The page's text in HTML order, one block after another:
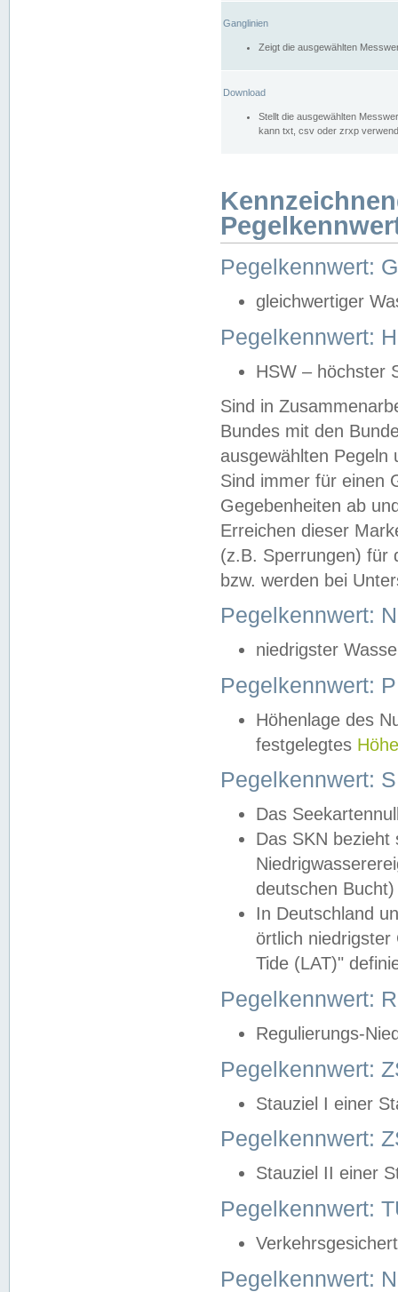
Ganglinien
Zeigt die ausgewählten
Download
Stellt die ausgewählten
kann txt, csv oder zrxp
Pegelkennwert:
gleichwertiger
Pegelkennwert:
HSW – höchster
Sind in
Bundes mit den
ausgewählten
Sind immer für einen
Gegebenheiten ab
Erreichen dieser
(z.B. Sperrungen) für
bzw. werden bei
Pegelkennwert:
niedrigster
Pegelkennwert:
Höhenlage des
festgelegtes
Pegelkennwert:
Das
Das SKN
deutschen
In Deutschland
örtlich
Tide (LAT)"
Pegelkennwert:
Regulierungs-
Pegelkennwert:
Stauziel I einer
Pegelkennwert:
Stauziel II einer
Pegelkennwert:
Pegelkennwert: